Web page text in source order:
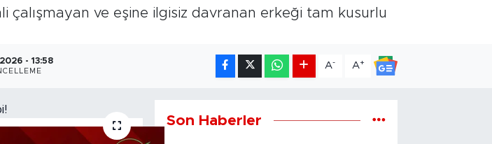
çalışmayan ve eşine ilgisiz davranan erkeği tam kusurlu
- 13:58 A- A+
Son Haberler